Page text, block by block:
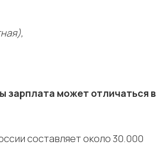
зарплата может отличаться в
составляет около 30.000